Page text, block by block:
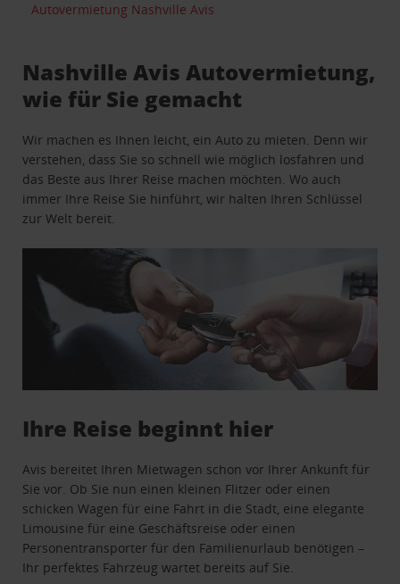
Autovermietung Nashville Avis
Nashville Avis Autovermietung,
wie für Sie gemacht
Wir machen es Ihnen leicht, ein Auto zu mieten. Denn wir
verstehen, dass Sie so schnell wie möglich losfahren und
das Beste aus Ihrer Reise machen möchten. Wo auch
immer Ihre Reise Sie hinführt, wir halten Ihren Schlüssel
zur Welt bereit.
Ihre Reise beginnt hier
Avis bereitet Ihren Mietwagen schon vor Ihrer Ankunft für
Sie vor. Ob Sie nun einen kleinen Flitzer oder einen
schicken Wagen für eine Fahrt in die Stadt, eine elegante
Limousine für eine Geschäftsreise oder einen
Personentransporter für den Familienurlaub benötigen –
Ihr perfektes Fahrzeug wartet bereits auf Sie.